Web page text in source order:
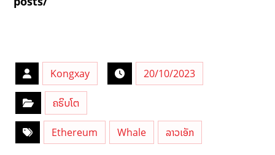
Kongxay 20/10/2023
ຄຣິບໂຕ
Ethereum Whale ລາວເອັກ